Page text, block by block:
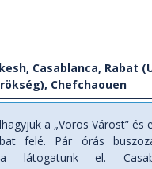
Casablanca, Rabat
Chefchaouen
a „Vörös Várost” és
felé. Pár órás
látogatunk el.